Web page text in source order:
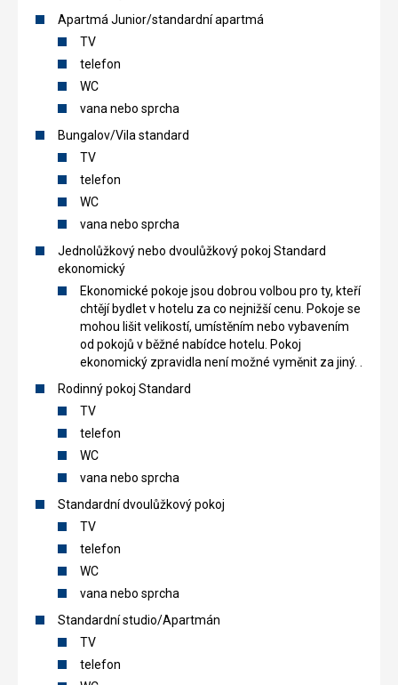
Apartmá Junior/standardní apartmá
TV
telefon
WC
vana nebo sprcha
Bungalov/Vila standard
TV
telefon
WC
vana nebo sprcha
Jednolůžkový nebo dvoulůžkový pokoj Standard
ekonomický
Ekonomické pokoje jsou dobrou volbou pro ty, kteří
chtějí bydlet v hotelu za co nejnižší cenu. Pokoje se
mohou lišit velikostí, umístěním nebo vybavením
od pokojů v běžné nabídce hotelu. Pokoj
ekonomický zpravidla není možné vyměnit za jiný. .
Rodinný pokoj Standard
TV
telefon
WC
vana nebo sprcha
Standardní dvoulůžkový pokoj
TV
telefon
WC
vana nebo sprcha
Standardní studio/Apartmán
TV
telefon